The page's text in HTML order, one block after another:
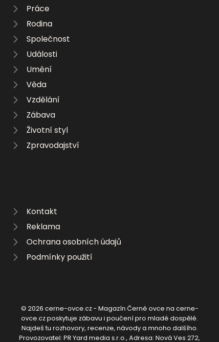
Práce
Rodina
Společnost
Události
Umění
Věda
Vzdělání
Zábava
Životní styl
Zpravodajství
Kontakt
Reklama
Ochrana osobních údajů
Podmínky použití
© 2026 cerne-ovce.cz - Magazín Černé ovce na cerne-
ovce.cz poskytuje zábavu i poučení pro mladé dospělé.
Najdeš tu rozhovory, recenze, návody a mnoho dalšího.
Provozovatel: PR Yard media s.r.o., Adresa: Nová Ves 272,